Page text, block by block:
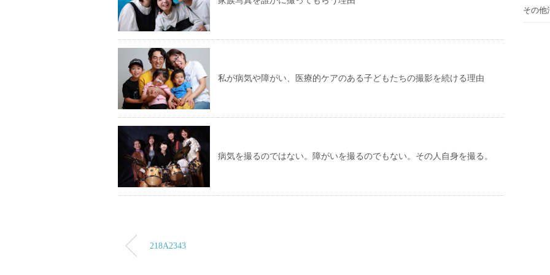
私が病気や障がい、医療的ケアのある子どもたちの撮影を続ける理由
病気を撮るのではない。障がいを撮るのでもない。その人自身を撮る。
218A2343
その他